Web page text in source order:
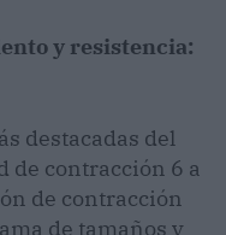
y resistencia:
destacadas del
de contracción 6 a
de contracción
de tamaños y